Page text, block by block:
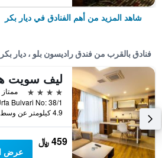
شاهد المزيد من أهم الفنادق في ديار بكر
فنادق بالقرب من فندق راديسون بلو ، ديار بكر
4 نجوم
ممتاز 8.1
4.9 كيلومتر عن وسط المدينة
459 ﷼
عرض